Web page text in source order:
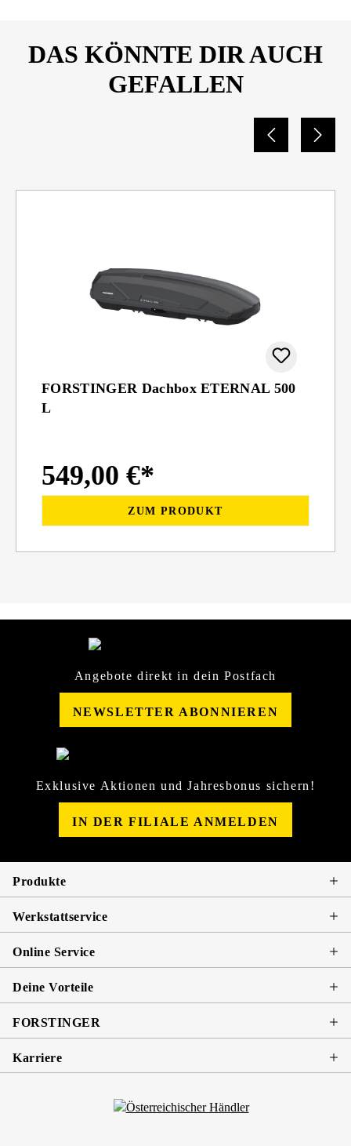
DAS KÖNNTE DIR AUCH
GEFALLEN
FORSTINGER Dachbox ETERNAL 500
L
549,00 €*
ZUM PRODUKT
Angebote direkt in dein Postfach
NEWSLETTER ABONNIEREN
Exklusive Aktionen und Jahresbonus sichern!
IN DER FILIALE ANMELDEN
Produkte
Werkstattservice
Online Service
Deine Vorteile
FORSTINGER
Karriere